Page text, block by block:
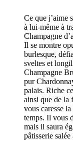
Ce que j’aime
à lui-même à
Champagne
Il se montre
burlesque,
sveltes et
Champagne
pur
palais. Riche
ainsi que de la
vous caresse
temps. Il vous
mais il saura
pâtisserie